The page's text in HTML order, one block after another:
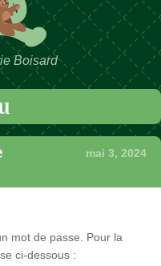
Boisard
mai 3, 2024
mot de passe. Pour la
ci-dessous :